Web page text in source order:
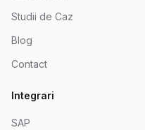
Studii de Caz
Blog
Contact
Integrari
SAP